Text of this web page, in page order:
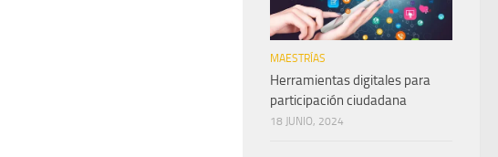
MAESTRÍAS
Herramientas digitales para
participación ciudadana
18 JUNIO, 2024